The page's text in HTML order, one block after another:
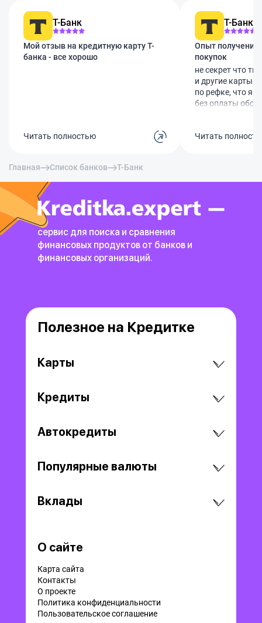
Т-Банк
Мой отзыв на кредитную карту Т-
банка - все хорошо
Читать полностью
Т-Банк
Опыт получения
покупок
не секрет что
и другие карты
по рефке, что я
без оплаты
картхолдере
карту но я
списали плату
Через чат
Читать
Главная Список банков Т-Банк
сервис для поиска и сравнения
финансовых продуктов от банков и
финансовых организаций.
Полезное на Кредитке
Карты
Кредиты
Автокредиты
Популярные валюты
Вклады
О сайте
Карта сайта
Контакты
О проекте
Политика конфиденциальности
Пользовательское соглашение